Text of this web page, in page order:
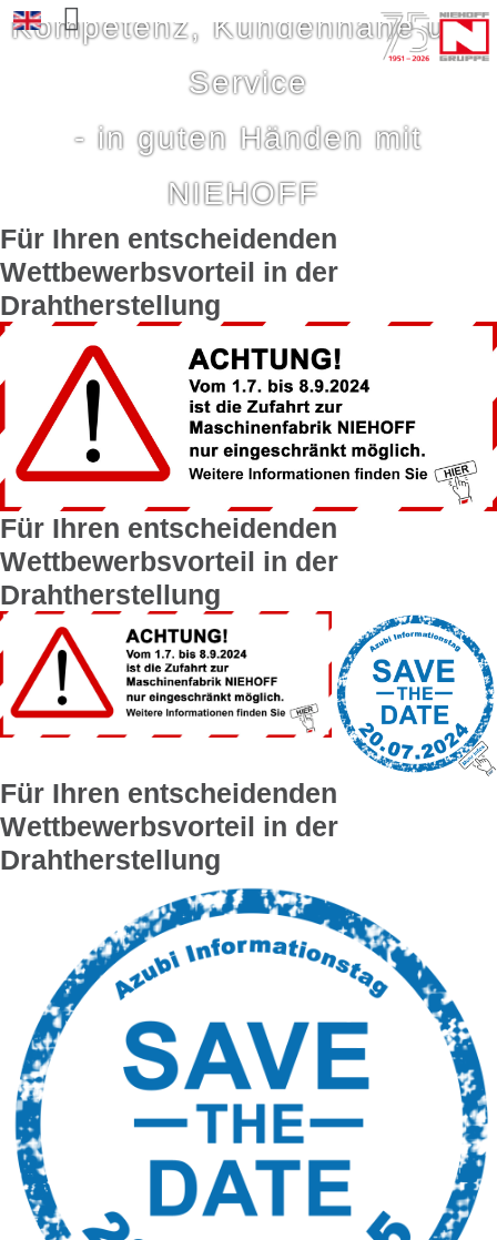
Sprache auswählen
Kompetenz, Kundennähe und
Service
- in guten Händen mit
NIEHOFF
Für Ihren entscheidenden
Wettbewerbs­vorteil in der
Drahtherstellung
Für Ihren entscheidenden
Wettbewerbs­vorteil in der
Drahtherstellung
Für Ihren entscheidenden
Wettbewerbs­vorteil in der
Drahtherstellung